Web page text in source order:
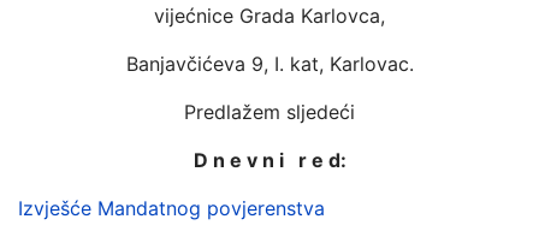
vijećnice Grada Karlovca,
Banjavčićeva 9, I. kat, Karlovac.
Predlažem sljedeći
D n e v n i r e d:
Izvješće Mandatnog povjerenstva